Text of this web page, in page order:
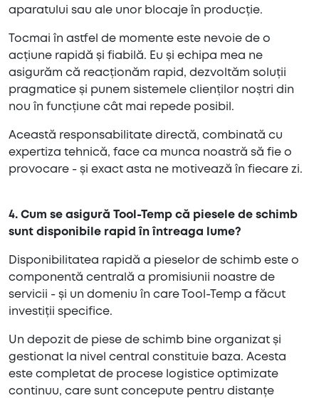
aparatului sau ale unor blocaje în producție.
Tocmai în astfel de momente este nevoie de o
acțiune rapidă și fiabilă. Eu și echipa mea ne
asigurăm că reacționăm rapid, dezvoltăm soluții
pragmatice și punem sistemele clienților noștri din
nou în funcțiune cât mai repede posibil.
Această responsabilitate directă, combinată cu
expertiza tehnică, face ca munca noastră să fie o
provocare - și exact asta ne motivează în fiecare zi.
4. Cum se asigură Tool-Temp că piesele de schimb
sunt disponibile rapid în întreaga lume?
Disponibilitatea rapidă a pieselor de schimb este o
componentă centrală a promisiunii noastre de
servicii - și un domeniu în care Tool-Temp a făcut
investiții specifice.
Un depozit de piese de schimb bine organizat și
gestionat la nivel central constituie baza. Acesta
este completat de procese logistice optimizate
continuu, care sunt concepute pentru distanțe